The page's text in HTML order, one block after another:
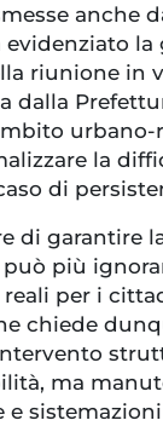
anche
evidenziato la
riunione in
dalla
urbano-
la
di
di garantire
più
per i
chiede
ma